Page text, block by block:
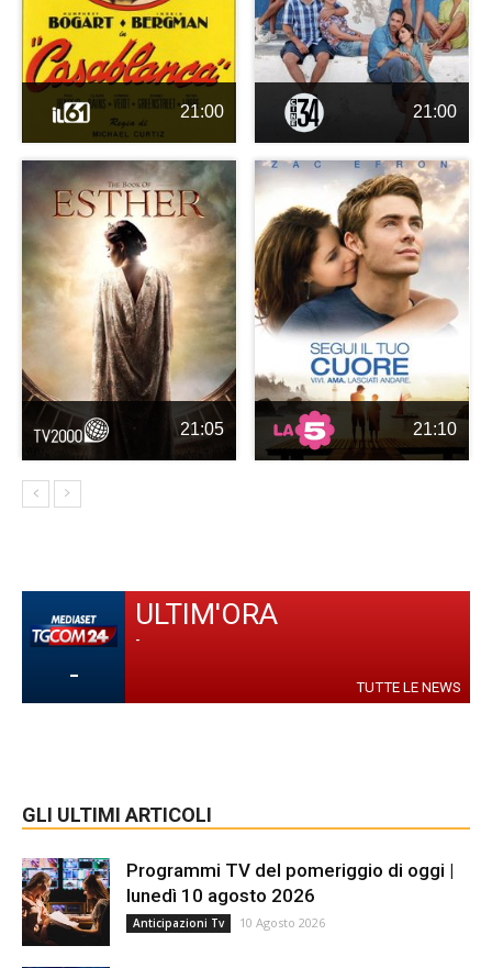
21:00 21:00
21:05 21:10
-
ULTIM'ORA
-
TUTTE LE NEWS
GLI ULTIMI ARTICOLI
Programmi TV del pomeriggio di oggi |
lunedì 10 agosto 2026
Anticipazioni Tv 10 Agosto 2026